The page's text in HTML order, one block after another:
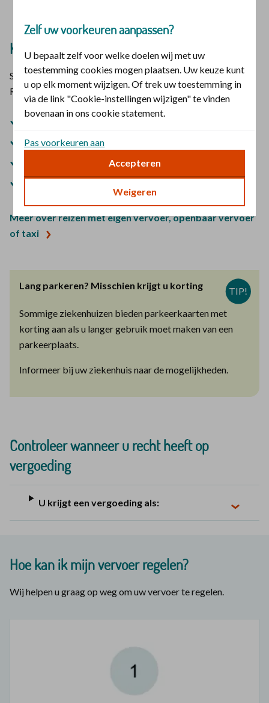
Kies wat de beste manier is om te reizen
Samen met u kiezen we wat de beste manier is om te reizen.
Reizen met eigen vervoer heeft de volgende voordelen:
U heeft geen wachttijd
Meer over reizen met eigen vervoer, openbaar vervoer
of taxi
Lang parkeren? Misschien krijgt u korting
TIP!
Sommige ziekenhuizen bieden parkeerkaarten met
korting aan als u langer gebruik moet maken van een
parkeerplaats.
Informeer bij uw ziekenhuis naar de mogelijkheden.
Controleer wanneer u recht heeft op
vergoeding
U krijgt een vergoeding als:
Hoe kan ik mijn vervoer regelen?
Wij helpen u graag op weg om uw vervoer te regelen.
Zelf uw voorkeuren aanpassen?
U bepaalt zelf voor welke doelen wij met uw
toestemming cookies mogen plaatsen. Uw keuze kunt
u op elk moment wijzigen. Of trek uw toestemming in
via de link "Cookie-instellingen wijzigen" te vinden
bovenaan in ons cookie statement.
Pas voorkeuren aan
Accepteren
Weigeren